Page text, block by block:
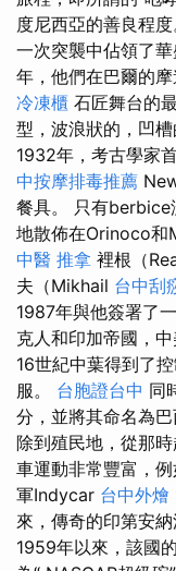
度尼西亞的善良程
一次突襲中佔領了華
年，他們在巴爾的
冷凍櫃 石匠舞台的
型，波浪狀的，凹槽
1932年，考古學家
中按摩排毒推薦
餐具。 只有berbice
地散佈在Orinoco和
中醫 推拿 裡根（
夫（Mikhail 台中刮
1987年與他簽署了
克人和印加帝國，
16世紀中葉得到了
服。 台胞證台中 同
分，並將其命名為
除到殖民地，從那
車運動非常豐富，
軍Indycar 台中外燴
來，傳奇的印第安
1959年以來，該國